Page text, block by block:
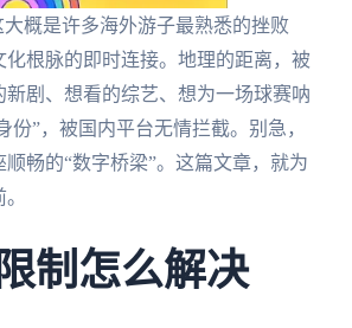
概是许多海外游子最熟悉的挫败
根脉的即时连接。地理的距离，被
剧、想看的综艺、想为一场球赛呐
”，被国内平台无情拦截。别急，
畅的“数字桥梁”。这篇文章，就为
制怎么解决